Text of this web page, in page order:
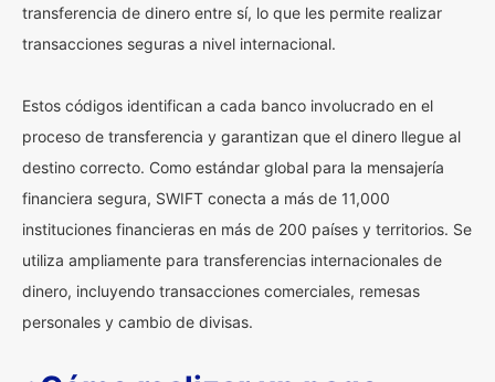
transferencia de dinero entre sí, lo que les permite realizar
transacciones seguras a nivel internacional.
Estos códigos identifican a cada banco involucrado en el
proceso de transferencia y garantizan que el dinero llegue al
destino correcto. Como estándar global para la mensajería
financiera segura, SWIFT conecta a más de 11,000
instituciones financieras en más de 200 países y territorios. Se
utiliza ampliamente para transferencias internacionales de
dinero, incluyendo transacciones comerciales, remesas
personales y cambio de divisas.